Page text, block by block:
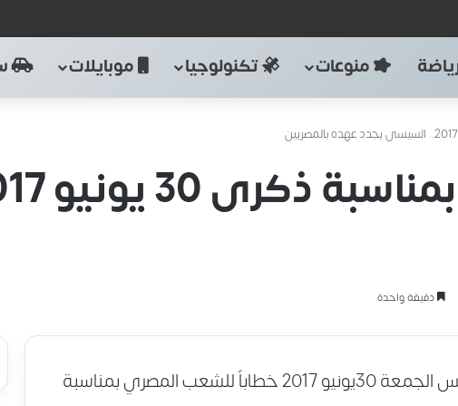
منوعات تكنولوجيا موبايلات
دقيقة واحدة
أمس الجمعة 30يونيو 2017 خطاباً للشعب المصري بمناسبة